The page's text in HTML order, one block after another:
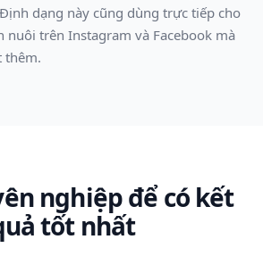
dạng này cũng dùng trực tiếp cho
nuôi trên Instagram và Facebook mà
thêm.
nghiệp để có kết
tốt nhất